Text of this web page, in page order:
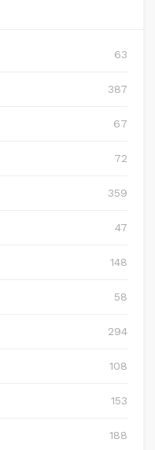
63
387
67
72
359
47
148
58
294
108
153
188